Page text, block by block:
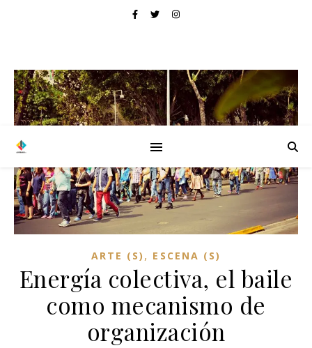
ARTE (S) , ESCENA (S)
Energía colectiva, el baile
como mecanismo de
organización